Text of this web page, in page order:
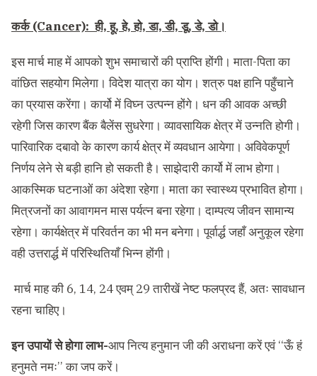
कर्क (Cancer): ही, हू, हे, हो, डा, डी, डू, डे, डो।
इस मार्च माह में आपको शुभ समाचारों की प्राप्ति होंगी। माता-पिता का
वांछित सहयोग मिलेगा। विदेश यात्रा का योग। शत्रु पक्ष हानि पहुँचाने
का प्रयास करेंगा। कार्यो में विघ्न उत्पन्न होंगे। धन की आवक अच्छी
रहेगी जिस कारण बैंक बैलेंस सुधरेगा। व्यावसायिक क्षेत्र में उन्नति होगी।
पारिवारिक दबावो के कारण कार्य क्षेत्र में व्यवधान आयेगा। अविवेकपूर्ण
निर्णय लेने से बड़ी हानि हो सकती है। साझेदारी कार्यो में लाभ होगा।
आकस्मिक घटनाओं का अंदेशा रहेगा। माता का स्वास्थ्य प्रभावित होगा।
मित्रजनों का आवागमन मास पर्यत्न बना रहेगा। दाम्पत्य जीवन सामान्य
रहेगा। कार्यक्षेत्र में परिवर्तन का भी मन बनेगा। पूर्वार्द्ध जहाँ अनुकूल रहेगा
वही उत्तरार्द्ध में परिस्थितियाँ भिन्न होंगी।
मार्च माह की 6, 14, 24 एवम् 29 तारीखें नेष्ट फलप्रद हैं, अतः सावधान
रहना चाहिए।
इन उपायों से होगा लाभ-आप नित्य हनुमान जी की अराधना करें एवं ‘‘ऊँ हं
हनुमते नमः’’ का जप करें।